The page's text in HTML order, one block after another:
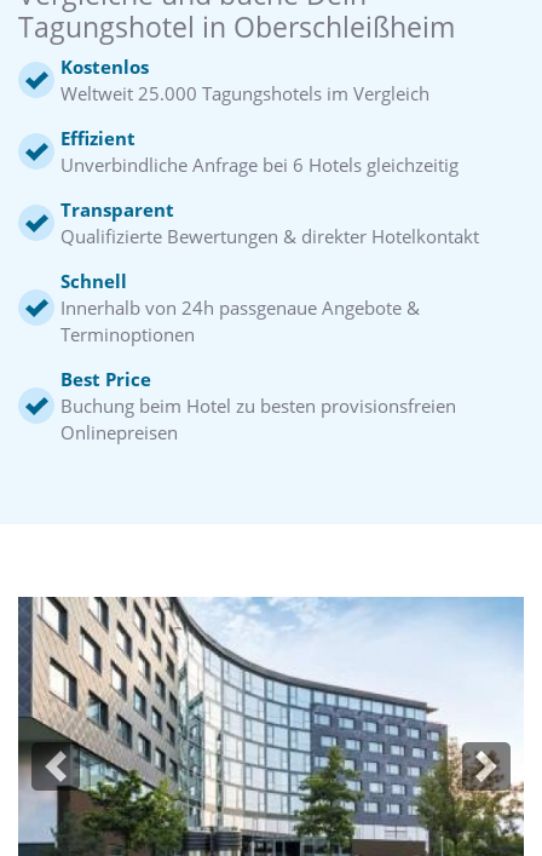
Tagungshotel in Oberschleißheim
Kostenlos
Weltweit 25.000 Tagungshotels im Vergleich
Effizient
Unverbindliche Anfrage bei 6 Hotels gleichzeitig
Transparent
Qualifizierte Bewertungen & direkter Hotelkontakt
Schnell
Innerhalb von 24h passgenaue Angebote &
Terminoptionen
Best Price
Buchung beim Hotel zu besten provisionsfreien
Onlinepreisen
Previous Next